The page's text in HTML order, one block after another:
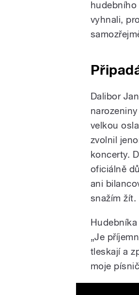
vyhnali,
Dalibor
velkou
zvolnil
koncerty.
oficiálně
ani
snažím žít.
„Je
tleskají a
moje